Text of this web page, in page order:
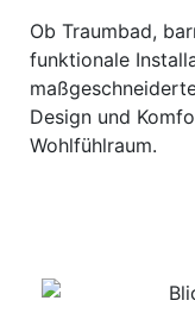
Ob Traumbad,
funktionale
Design und
Wohlfühlraum.